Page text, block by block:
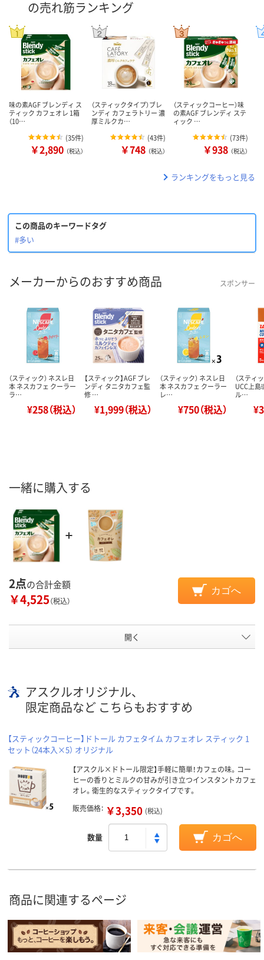
の売れ筋ランキング
味の素AGF ブレンディ ス
ティック カフェオレ 1箱
（10…
(35件)
￥2,890 （税込）
（スティックタイプ）ブレ
ンディ カフェラトリー 濃
厚ミルクカ…
(43件)
￥748 （税込）
（スティックコーヒー）味
の素AGF ブレンディ ステ
ィック …
(73件)
￥938 （税込）
ランキングをもっと見る
この商品のキーワードタグ
#多い
メーカーからのおすすめ商品 スポンサー
（スティック） ネスレ日
本 ネスカフェ クーラー
ラ…
¥258（税込）
【スティック】AGF ブレ
ンディ タニタカフェ監
修 …
¥1,999（税込）
（スティック） ネスレ日
本 ネスカフェ クーラー
レ…
¥750（税込）
（スティ
UCC上島
ル…
一緒に購入する
2点の合計金額
￥4,525（税込）
カゴへ
開く
アスクルオリジナル、
限定商品など こちらもおすすめ
【スティックコーヒー】ドトール カフェタイム カフェオレ スティック 1
セット（24本入×5） オリジナル
【アスクル×ドトール限定】手軽に簡単！カフェの味。コー
ヒーの香りとミルクの甘みが引き立つインスタントカフェ
オレ。衛生的なスティックタイプです。
販売価格： ￥3,350 (税込)
数量 カゴへ
商品に関連するページ